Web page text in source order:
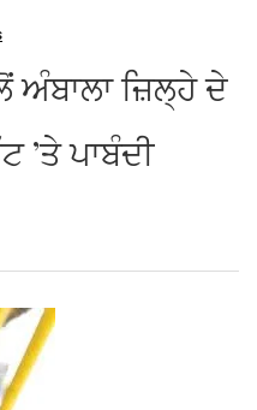
ਅੰਬਾਲਾ ਜ਼ਿਲ੍ਹੇ ਦੇ
’ਤੇ ਪਾਬੰਦੀ